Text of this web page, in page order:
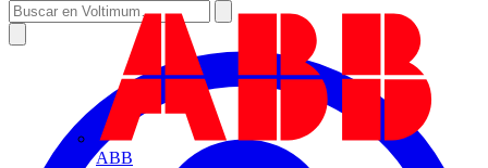
ABB